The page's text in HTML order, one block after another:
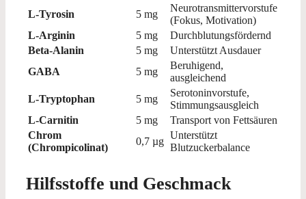
L-Tyrosin
5 mg
Neurotransmittervorstufe
(Fokus, Motivation)
L-Arginin
5 mg
Durchblutungsfördernd
Beta-Alanin
5 mg
Unterstützt Ausdauer
GABA
5 mg
Beruhigend,
ausgleichend
L-Tryptophan
5 mg
Serotoninvorstufe,
Stimmungsausgleich
L-Carnitin
5 mg
Transport von Fettsäuren
Chrom
(Chrompicolinat)
0,7 µg
Unterstützt
Blutzuckerbalance
Hilfsstoffe und Geschmack